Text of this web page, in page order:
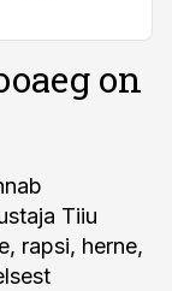
on
Tiiu
rapsi, herne,